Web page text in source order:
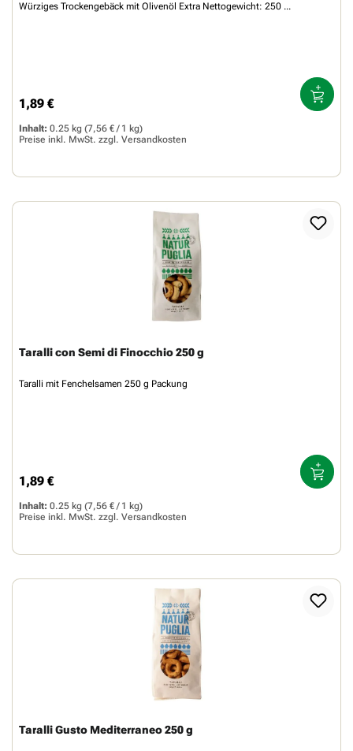
Würziges Trockengebäck mit Olivenöl Extra Nettogewicht: 250 ...
Regulärer Preis:
1,89 €
Inhalt: 0.25 kg (7,56 € / 1 kg)
Preise inkl. MwSt. zzgl. Versandkosten
Taralli con Semi di Finocchio 250 g
Taralli mit Fenchelsamen 250 g Packung
Regulärer Preis:
1,89 €
Inhalt: 0.25 kg (7,56 € / 1 kg)
Preise inkl. MwSt. zzgl. Versandkosten
Taralli Gusto Mediterraneo 250 g